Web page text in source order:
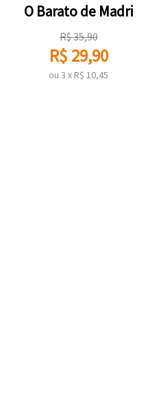
O Barato de Madri
R$35,90
R$ 29,90
ou 3 x R$ 10,45